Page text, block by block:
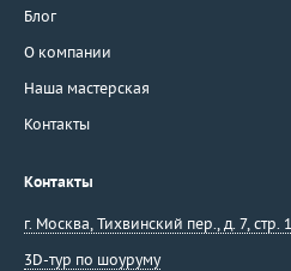
Блог
О компании
Наша мастерская
Контакты
Контакты
г. Москва Тихвинский пер., д. 7, стр. 1.
3D-тур по шоуруму